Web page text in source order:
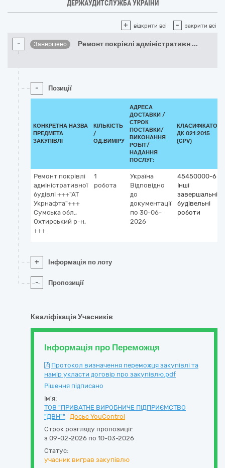
ДЕРЖАУДИТСЛУЖБА УКРАЇНИ
+ відкрити всі - закрити всі
- Завершено Ремонт покрівлі адміністративн ...
- Позиції
КОНКРЕТНА НАЗВА
ПРЕДМЕТА
ЗАКУПІВЛІ
КІЛЬКІСТЬ
/
ОД.ВИМІРУ
АДРЕСА
ДОСТАВКИ /
СТРОК
ПОСТАВКИ/
ВИКОНАННЯ
РОБІТ/
НАДАННЯ
ПОСЛУГ:
КЛАСИФІКАТОР
ДК 021:2015
(CPV)
Ремонт покрівлі
адміністративної
будівлі +++"АТ
Укрнафта"+++
Сумська обл.,
Охтирський р-н,
+++
1
робота
Україна
Відповідно
до
документації
по 30-06-
2026
45450000-6
Інші
завершальні
будівельні
роботи
+ Інформація по лоту
- Пропозиції
Кваліфікація Учасників
Інформація про Переможця
Протокол визначення переможця закупівлі та
намір укласти договір про закупівлю.pdf
Рішення підписано
Ім'я:
ТОВ "ПРИВАТНЕ ВИРОБНИЧЕ ПІДПРИЄМСТВО
"ДВН""
Досьє YouControl
Строк розгляду пропозиції:
з 09-02-2026 по 10-03-2026
Статус:
учасник виграв закупівлю